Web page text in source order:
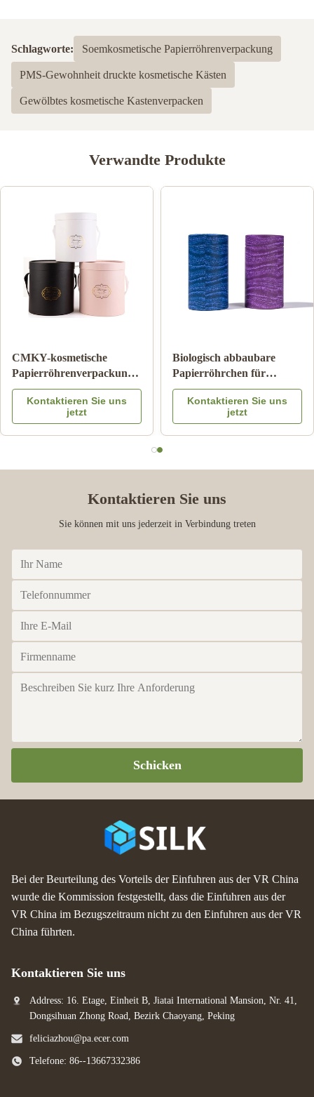
Schlagworte: Soemkosmetische Papierröhrenverpackung
PMS-Gewohnheit druckte kosmetische Kästen
Gewölbtes kosmetische Kastenverpacken
Verwandte Produkte
Papppapier-Rohr-
Verpacken der
Lebensmittel mit Farbe
Logo Embossed des
Metalldeckel-CMYK
Kontaktieren Sie uns
jetzt
CMKY-kosmetische
Papierröhrenverpackung,
Luxuszylinder-Verpacken
Artpaper
Kontaktieren Sie uns
jetzt
Kontaktieren Sie uns
Sie können mit uns jederzeit in Verbindung treten
Schicken
Bei der Beurteilung des Vorteils der Einfuhren aus der VR China
wurde die Kommission festgestellt, dass die Einfuhren aus der
VR China im Bezugszeitraum nicht zu den Einfuhren aus der VR
China führten.
Kontaktieren Sie uns
Address: 16. Etage, Einheit B, Jiatai International Mansion, Nr. 41,
Dongsihuan Zhong Road, Bezirk Chaoyang, Peking
feliciazhou@pa.ecer.com
Telefone: 86--13667332386